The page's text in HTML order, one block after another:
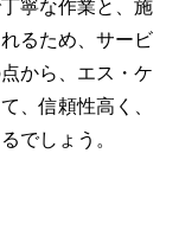
寧な作業と、施
るため、サービ
から、エス・ケ
、信頼性高く、
でしょう。